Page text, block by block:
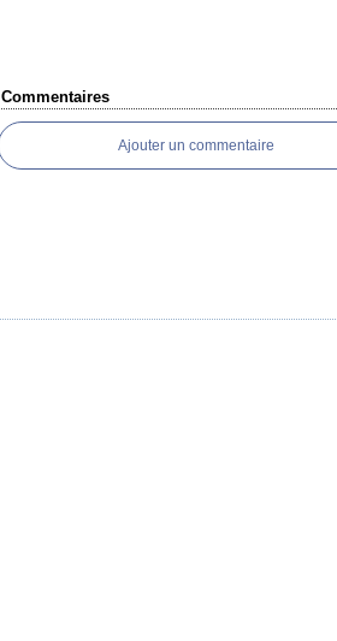
Commentaires
Ajouter un commentaire